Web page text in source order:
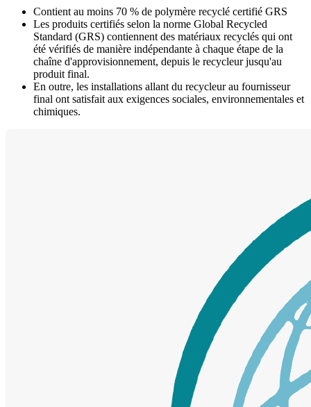
Contient au moins 70 % de polymère recyclé certifié GRS
Les produits certifiés selon la norme Global Recycled
Standard (GRS) contiennent des matériaux recyclés qui ont
été vérifiés de manière indépendante à chaque étape de la
chaîne d'approvisionnement, depuis le recycleur jusqu'au
produit final.
En outre, les installations allant du recycleur au fournisseur
final ont satisfait aux exigences sociales, environnementales et
chimiques.